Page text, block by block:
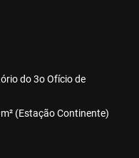
do 3o Ofício de
(Estação Continente)